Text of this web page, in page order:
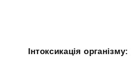
Інтоксикація